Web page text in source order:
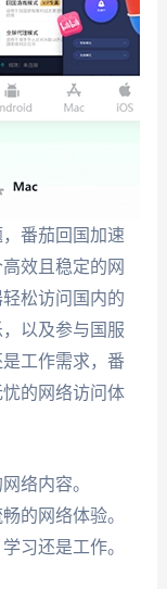
番茄回国加速
效且稳定的网
松访问国内的
以及参与国服
工作需求，番
的网络访问体
络内容。
的网络体验。
习还是工作。